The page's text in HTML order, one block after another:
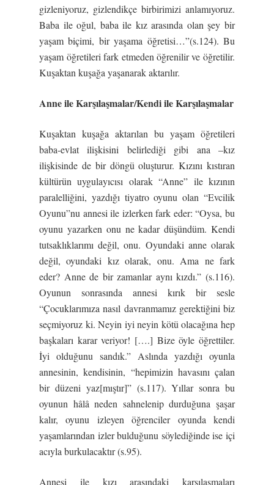
gizleniyoruz, gizlendikçe birbirimizi anlamıyoruz.
Baba ile oğul, baba ile kız arasında olan şey bir
yaşam biçimi, bir yaşama öğretisi…”(s.124). Bu
yaşam öğretileri fark etmeden öğrenilir ve öğretilir.
Kuşaktan kuşağa yaşanarak aktarılır.
Anne ile Karşılaşmalar/Kendi ile Karşılaşmalar
Kuşaktan kuşağa aktarılan bu yaşam öğretileri
baba-evlat ilişkisini belirlediği gibi ana –kız
ilişkisinde de bir döngü oluşturur. Kızını kıstıran
kültürün uygulayıcısı olarak “Anne” ile kızının
paralelliğini, yazdığı tiyatro oyunu olan “Evcilik
Oyunu”nu annesi ile izlerken fark eder: “Oysa, bu
oyunu yazarken onu ne kadar düşündüm. Kendi
tutsaklıklarımı değil, onu. Oyundaki anne olarak
değil, oyundaki kız olarak, onu. Ama ne fark
eder? Anne de bir zamanlar aynı kızdı.” (s.116).
Oyunun sonrasında annesi kırık bir sesle
“Çocuklarımıza nasıl davranmamız gerektiğini biz
seçmiyoruz ki. Neyin iyi neyin kötü olacağına hep
başkaları karar veriyor! [….] Bize öyle öğrettiler.
İyi olduğunu sandık.” Aslında yazdığı oyunla
annesinin, kendisinin, “hepimizin havasını çalan
bir düzeni yaz[mıştır]” (s.117). Yıllar sonra bu
oyunun hâlâ neden sahnelenip durduğuna şaşar
kalır, oyunu izleyen öğrenciler oyunda kendi
yaşamlarından izler bulduğunu söylediğinde ise içi
acıyla burkulacaktır (s.95).
Annesi ile kızı arasındaki karşılaşmaları